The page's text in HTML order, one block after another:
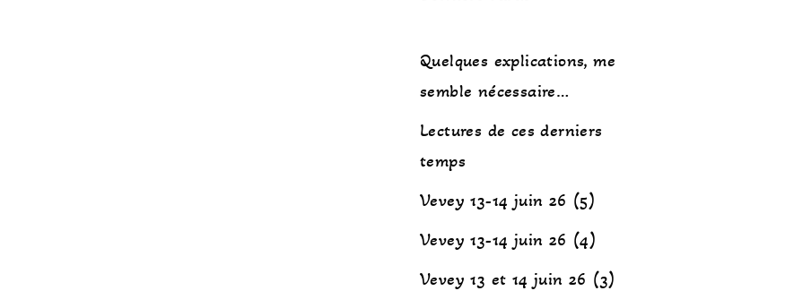
Quelques explications, me
semble nécessaire…
Lectures de ces derniers
temps
Vevey 13-14 juin 26 (5)
Vevey 13-14 juin 26 (4)
Vevey 13 et 14 juin 26 (3)